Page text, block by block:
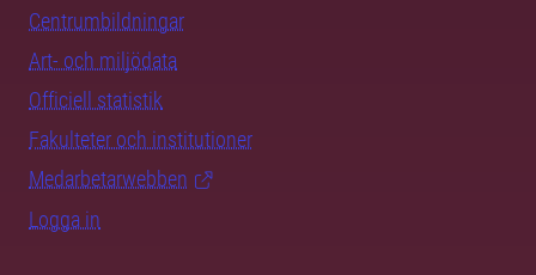
Centrumbildningar
Art- och miljödata
Officiell statistik
Fakulteter och institutioner
Medarbetarwebben
Logga in